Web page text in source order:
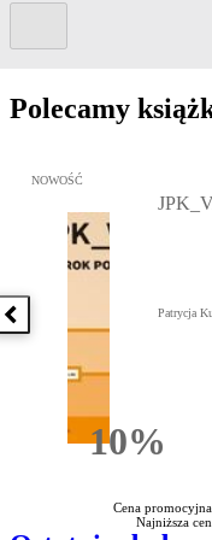
Polecamy
Poprzednia książka
Przejdź do: JPK_VAT
NOWOŚĆ
10%
Patrycja
Cena
Najniższa